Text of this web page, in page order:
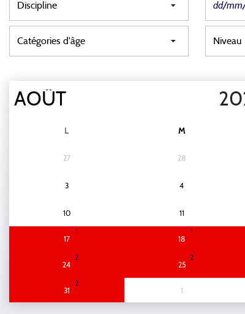
L M
27 28
3 4
10 11
17
1
18
1
24
2
25
2
31
2
1